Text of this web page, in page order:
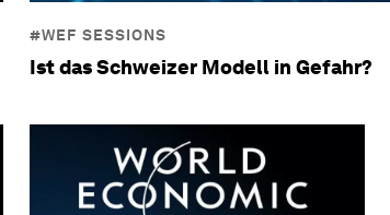
#WEF SESSIONS
Ist das Schweizer Modell in Gefahr?